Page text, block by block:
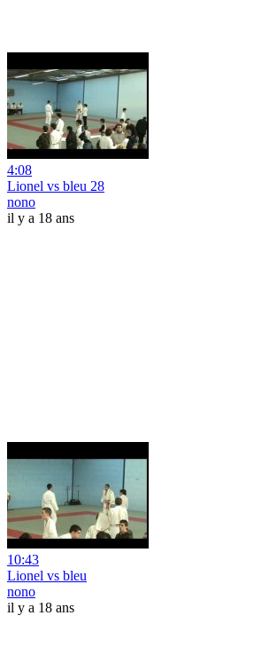
4:08
Lionel vs bleu 28
nono
il y a 18 ans
10:43
Lionel vs bleu
nono
il y a 18 ans